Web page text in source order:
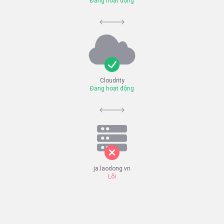
Cloudrity
Đang hoạt động
ja.laodong.vn
Lỗi